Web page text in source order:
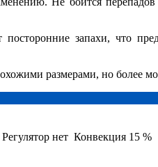
запахи, что
размерами, но более
Регулятор нет Конвекция 15 %